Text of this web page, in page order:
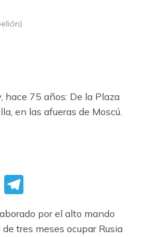
Facebook
por el alto mando
tres meses ocupar Rusia